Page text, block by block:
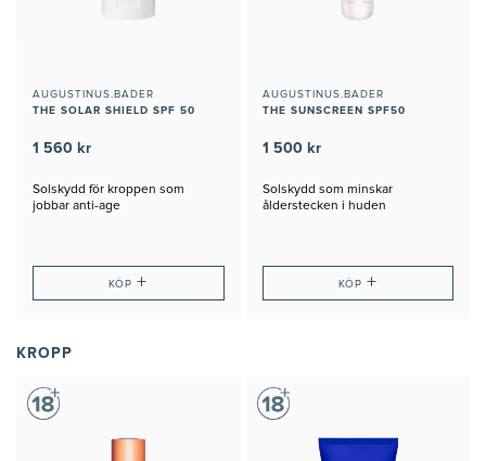
AUGUSTINUS.BADER
THE SOLAR SHIELD SPF 50
1 560 kr
Solskydd för kroppen som
jobbar anti-age
KÖP+
AUGUSTINUS.BADER
THE SUNSCREEN SPF50
1 500 kr
Solskydd som minskar
ålderstecken i huden
KÖP +
KROPP